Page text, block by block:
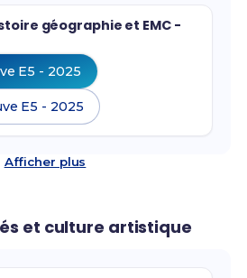
géographie et EMC -
E5 - 2025
E5 - 2025
Afficher plus
et culture artistique